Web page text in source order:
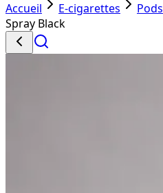
Accueil E-cigarettes Pods
Spray Black